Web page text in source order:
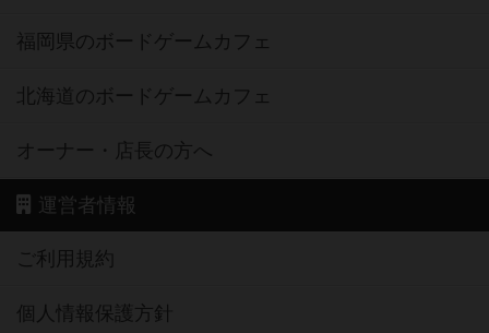
福岡県のボードゲームカフェ
北海道のボードゲームカフェ
オーナー・店長の方へ
運営者情報
ご利用規約
個人情報保護方針